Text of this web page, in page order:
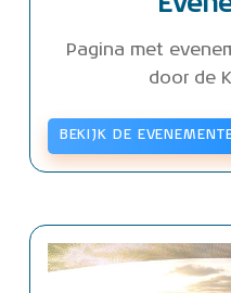
Pagina met
door de
BEKIJK DE